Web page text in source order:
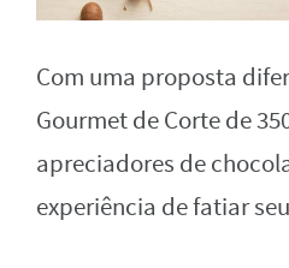
Com uma proposta
Gourmet de Corte de
apreciadores de
experiência de fatiar